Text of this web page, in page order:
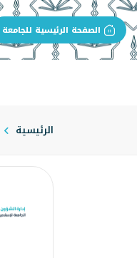
الصفحة الرئيسية للجامعة
الرئيسية